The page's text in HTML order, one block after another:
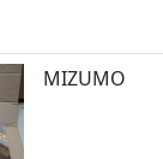
MIZUMO